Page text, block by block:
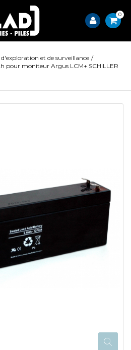
0
et de surveillance /
pour moniteur Argus LCM+ SCHILLER